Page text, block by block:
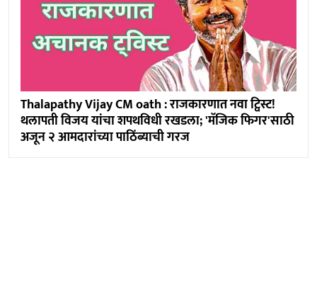
Thalapathy Vijay CM oath : राजकारणात नवा ट्विस्ट!
थलापती विजय यांचा शपथविधी रखडला; 'मॅजिक फिगर'साठी
अजून २ आमदारांच्या पाठिंब्याची गरज